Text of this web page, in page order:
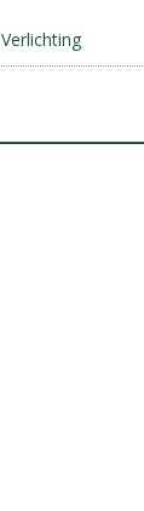
Verlichting